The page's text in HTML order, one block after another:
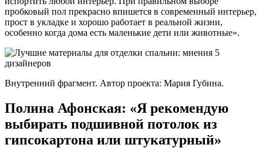
пробковый пол прекрасно впишется в современный интерьер,
прост в укладке и хорошо работает в реальной жизни,
особенно когда дома есть маленькие дети или животные».
Внутренний фрагмент. Автор проекта: Мария Губина.
Полина Афонская: «Я рекомендую
выбирать подшивной потолок из
гипсокартона или штукатурный»